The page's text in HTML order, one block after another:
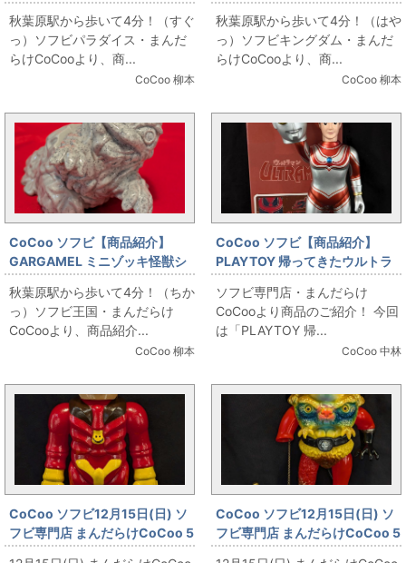
50周年記念 ゴジラ・ストア限定
秋葉原駅から歩いて4分！（すぐ
っ）ソフビパラダイス・まんだ
らけCoCooより、商...
CoCoo 柳本
ルトラマン ゼットン ピンク成
型/青塗装
秋葉原駅から歩いて4分！（はや
っ）ソフビキングダム・まんだ
らけCoCooより、商...
CoCoo 柳本
CoCoo ソフビ【商品紹介】
GARGAMEL ミニゾッキ怪獣シ
リーズ ミニヘドラン三男 グレー
ラメ成型/2024福袋
秋葉原駅から歩いて4分！（ちか
っ）ソフビ王国・まんだらけ
CoCooより、商品紹介...
CoCoo 柳本
CoCoo ソフビ【商品紹介】
PLAYTOY 帰ってきたウルトラ
マン メタリックVer.
ソフビ専門店・まんだらけ
CoCooより商品のご紹介！ 今回
は「PLAYTOY 帰...
CoCoo 中林
CoCoo ソフビ12月15日(日) ソ
フビ専門店 まんだらけCoCoo 5
周年記念 「REALHEAD ドクロ
CoCoo ソフビ12月15日(日) ソ
フビ専門店 まんだらけCoCoo 5
周年記念 「Blood Guts Toys